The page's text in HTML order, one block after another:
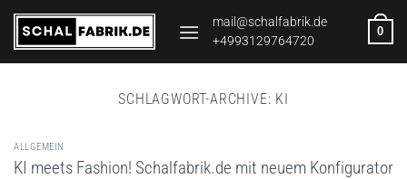
Zum
Inhalt
springen
mail@schalfabrik.de
+4993129764720
0
SCHLAGWORT-ARCHIVE: KI
ALLGEMEIN
KI meets Fashion! Schalfabrik.de mit neuem Konfigurator